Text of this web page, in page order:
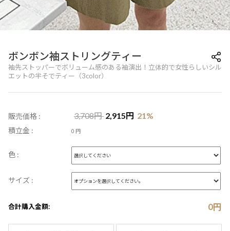
ボンボン袖ストリングティー
袖先ストッパーでボリューム感のある袖演出！立体的で女性らしいシル
エットの半そでティー（3color）
販売価格 : 3,708円 2,915 円 21%
積立金 : 0 円
色 :
サイズ :
合計購入金額: 0円